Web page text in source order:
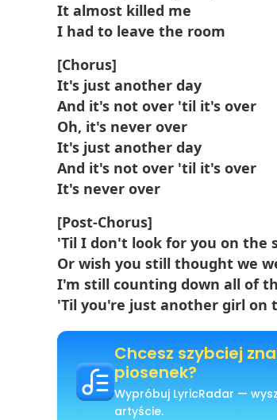
It almost killed me
I had to leave the room
[Chorus]
It's just another day
And it's not over 'til it's over
Oh, it's never over
It's just another day
And it's not over 'til it's over
It's never over
[Post-Chorus]
'Til I don't look for you on the
Or wish you still thought we
I'm still counting down all of
'Til you're just another girl on
Chcesz szybciej
piosenek?
Wypróbuj LyricRadar —
artyście.